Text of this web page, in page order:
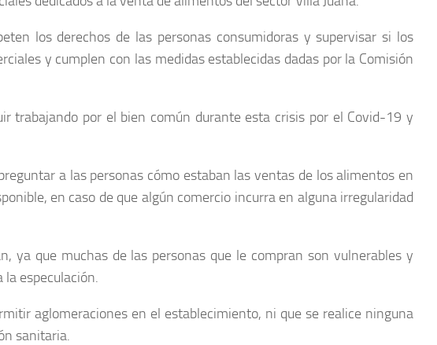
los derechos de las personas consumidoras y supervisar si los
y cumplen con las medidas establecidas dadas por la Comisión
trabajando por el bien común durante esta crisis por el Covid-19 y
a las personas cómo estaban las ventas de los alimentos en
en caso de que algún comercio incurra en alguna irregularidad
ya que muchas de las personas que le compran son vulnerables y
especulación.
aglomeraciones en el establecimiento, ni que se realice ninguna
sanitaria.